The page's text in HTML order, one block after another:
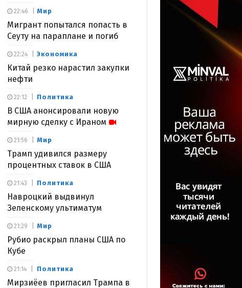
Мир
Мигрант попытался попасть в
Сеуту на параплане и погиб
22:46
Экономика
Китай резко нарастил закупки
нефти
22:24
Политика
В США анонсировали новую
мирную сделку с Ираном
22:12
Мир
Трамп удивился размеру
процентных ставок в США
21:56
Политика
Навроцкий выдвинул
Зеленскому ультиматум
21:43
Мир
Рубио раскрыл планы США по
Кубе
21:29
Политика
Мирзиёев пригласил Трампа в
21:14